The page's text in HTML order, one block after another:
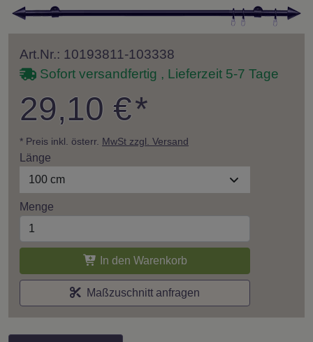
Art.Nr.: 10193811-103338
Sofort versandfertig , Lieferzeit 5-7 Tage
29,10 €*
* Preis inkl. österr. MwSt zzgl. Versand
Länge
100 cm
Menge
In den Warenkorb
Maßzuschnitt anfragen